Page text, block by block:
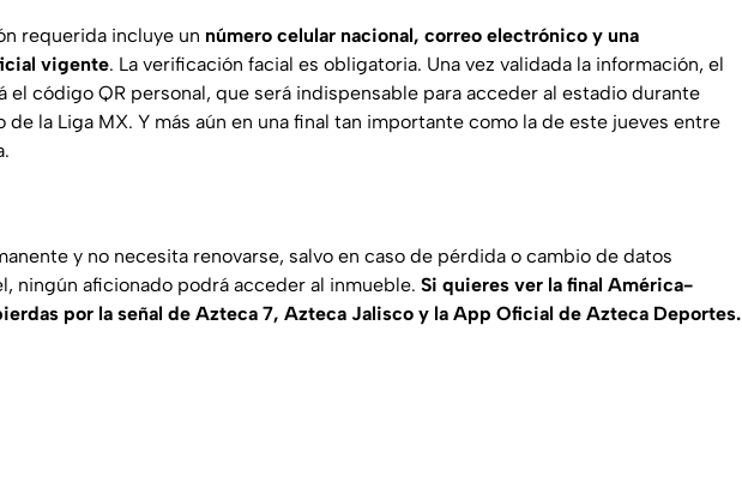
requerida incluye un número celular nacional, correo electrónico y una
vigente. La verificación facial es obligatoria. Una vez validada la información, el
el código QR personal, que será indispensable para acceder al estadio durante
la Liga MX. Y más aún en una final tan importante como la de este jueves entre
y no necesita renovarse, salvo en caso de pérdida o cambio de datos
ningún aficionado podrá acceder al inmueble. Si quieres ver la final América-
por la señal de Azteca 7, Azteca Jalisco y la App Oficial de Azteca Deportes.